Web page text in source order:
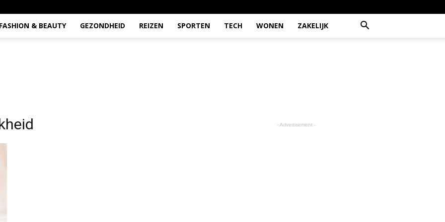
& BEAUTY GEZONDHEID REIZEN SPORTEN TECH WONEN ZAKELIJK
- Advertisement -